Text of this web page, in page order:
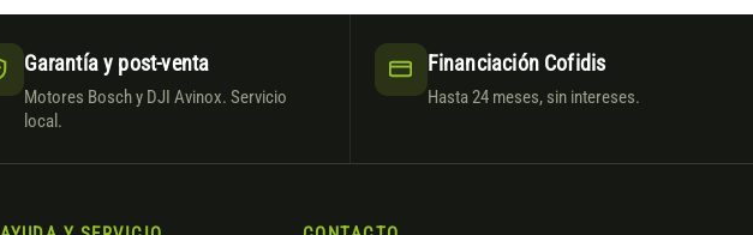
Garantía y post-venta
Motores Bosch y DJI Avinox. Servicio
local.
Financiación Cofidis
Hasta 24 meses, sin intereses.